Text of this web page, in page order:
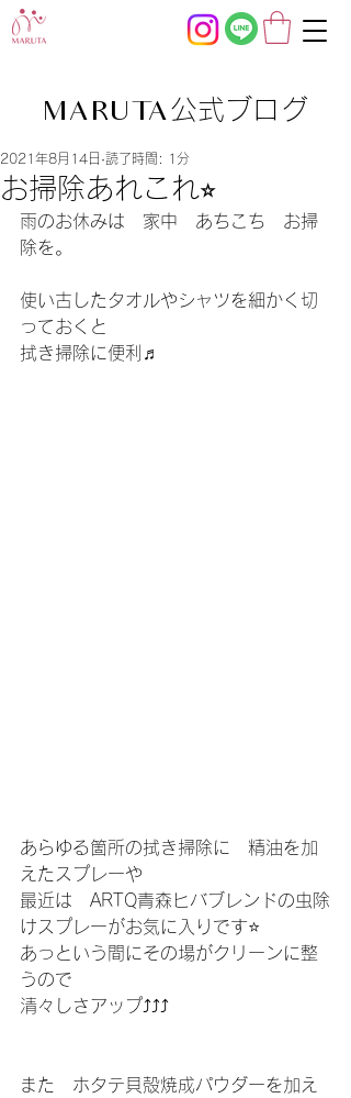
MARUTA公式ブログ
お掃除あれこれ⭐︎
2021年8月14日 読了時間: 1分
雨のお休みは　家中　あちこち　お掃
除を。
使い古したタオルやシャツを細かく切
っておくと
拭き掃除に便利♬
あらゆる箇所の拭き掃除に　精油を加
えたスプレーや
最近は　ARTQ青森ヒバブレンドの虫除
けスプレーがお気に入りです⭐️
あっという間にその場がクリーンに整
うので
清々しさアップ⤴️⤴️⤴️
また　ホタテ貝殻焼成パウダーを加え